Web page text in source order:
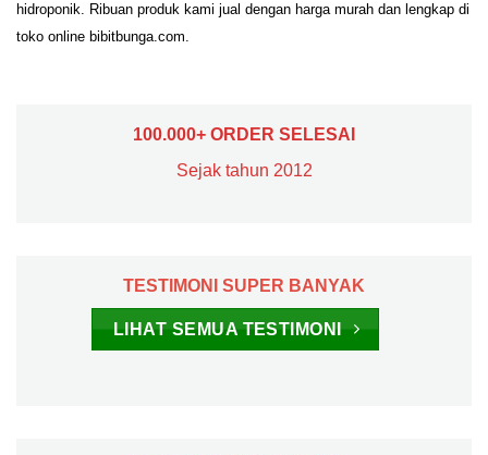
hidroponik. Ribuan produk kami jual dengan harga murah dan lengkap di
toko online bibitbunga.com.
100.000+ ORDER SELESAI
Sejak tahun 2012
TESTIMONI SUPER BANYAK
LIHAT SEMUA TESTIMONI